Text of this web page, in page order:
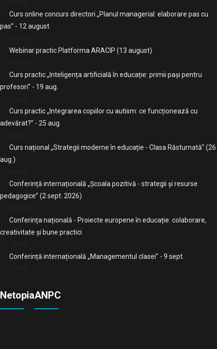
Curs online concurs directori „Planul managerial: elaborare pas cu
pas” - 12 august
Webinar practic Platforma ARACIP (13 august)
Curs practic „Inteligența artificială în educație: primii pași pentru
profesori” - 19 aug.
Curs practic „Integrarea copiilor cu autism: ce funcționează cu
adevărat?” - 25 aug.
Curs național „Strategii moderne în educație - Clasa Răsturnată” (26
aug.)
Conferință internațională „Școala pozitivă - strategii și resurse
pedagogice” (2 sept. 2026)
Conferința națională - Proiecte europene în educație: colaborare,
creativitate și bune practici
Conferință internațională „Managementul clasei” - 9 sept.
NetopiaANPC